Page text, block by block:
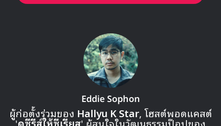
🎙GYUBIN ปลื้มเมืองไทยขนาดไหน? ถึงกลับมาถ่าย
Eddie Sophon
ผู้ก่อตั้งร่วมของ Hallyu K Star, โฮสต์พอดแคสต์